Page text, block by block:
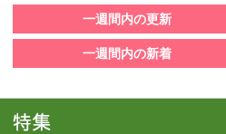
一週間内の更新
一週間内の新着